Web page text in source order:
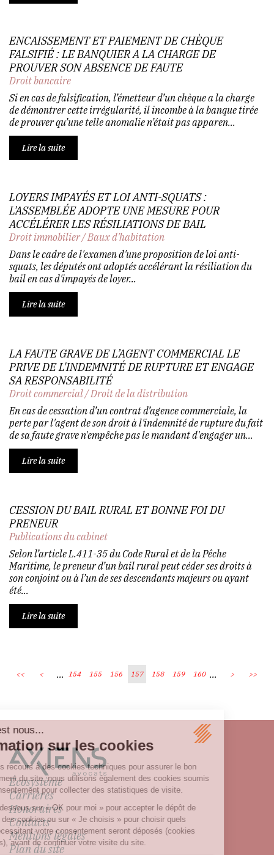
ENCAISSEMENT ET PAIEMENT DE CHÈQUE
FALSIFIÉ : LE BANQUIER A LA CHARGE DE
PROUVER SON ABSENCE DE FAUTE
Droit bancaire
Si en cas de falsification, l’émetteur d’un chèque a la charge
de démontrer cette irrégularité, il incombe à la banque tirée
de prouver qu’une telle anomalie n’était pas apparen...
Lire la suite
LOYERS IMPAYÉS ET LOI ANTI-SQUATS :
L'ASSEMBLÉE ADOPTE UNE MESURE POUR
ACCÉLÉRER LES RÉSILIATIONS DE BAIL
Droit immobilier/Baux d'habitation
Dans le cadre de l'examen d'une proposition de loi anti-
squats, les députés ont adoptés accélérant la résiliation du
bail en cas d'impayés de loyer...
Lire la suite
LA FAUTE GRAVE DE L’AGENT COMMERCIAL LE
PRIVE DE L'INDEMNITÉ DE RUPTURE ET ENGAGE
SA RESPONSABILITÉ
Droit commercial/Droit de la distribution
En cas de cessation d’un contrat d’agence commerciale, la
perte par l'agent de son droit à l'indemnité de rupture du fait
de sa faute grave n'empêche pas le mandant d'engager un...
Lire la suite
CESSION DU BAIL RURAL ET BONNE FOI DU
PRENEUR
Publications du cabinet
Selon l’article L.411-35 du Code Rural et de la Pêche
Maritime, le preneur d’un bail rural peut céder ses droits à
son conjoint ou à l’un de ses descendants majeurs ou ayant
été...
Lire la suite
<< < ... 154 155 156 157 158 159 160 ... > >>
Écosystème
Carrières
Honoraires
Contacts
Mentions légales
Plan du site